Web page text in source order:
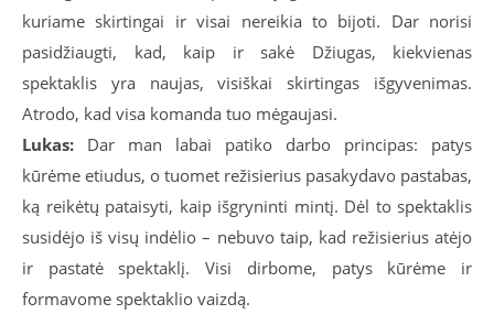
kuriame skirtingai ir visai nereikia to bijoti. Dar norisi
pasidžiaugti, kad, kaip ir sakė Džiugas, kiekvienas
spektaklis yra naujas, visiškai skirtingas išgyvenimas.
Atrodo, kad visa komanda tuo mėgaujasi.
Lukas: Dar man labai patiko darbo principas: patys
kūrėme etiudus, o tuomet režisierius pasakydavo pastabas,
ką reikėtų pataisyti, kaip išgryninti mintį. Dėl to spektaklis
susidėjo iš visų indėlio – nebuvo taip, kad režisierius atėjo
ir pastatė spektaklį. Visi dirbome, patys kūrėme ir
formavome spektaklio vaizdą.